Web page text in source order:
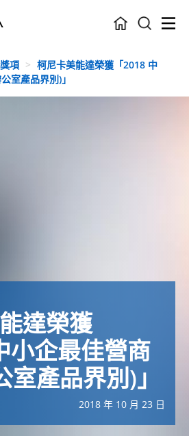
獎項
柯尼卡美能達榮獲「2018 中
室產品界別)」
達榮獲
小企最佳營商
產品界別)」
2018 年 10 月 23 日